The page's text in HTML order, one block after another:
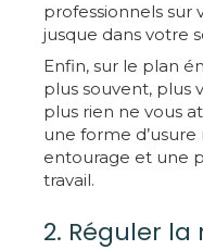
professionnels sur
jusque dans votre
Enfin, sur le plan
plus souvent, plus
plus rien ne vous
une forme
entourage et une
travail.
2. Réguler